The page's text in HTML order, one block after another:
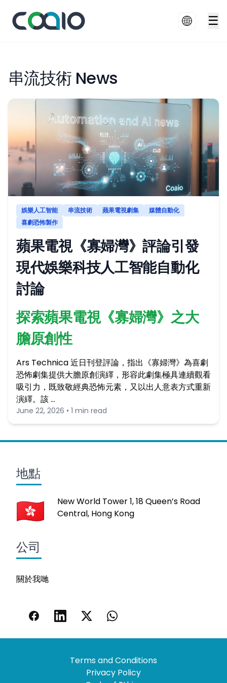
☰
串流技術 News
娛樂人工智能 串流技術 蘋果電視劇集
媒體自動化
喜劇恐怖製作
蘋果電視《寡婦灣》評論引發
現代娛樂科技人工智能自動化
討論
探索蘋果電視《寡婦灣》之大
膽原創性
Ars Technica 近日刊登評論，指出《寡婦灣》為喜劇
恐怖劇集提供大膽原創演繹，形容此劇集極具連續觀看
吸引力，既致敬經典恐怖元素，又以出人意表方式重新
演繹。該 …
June 22, 2026 • 1 min read
地點
New World Tower 1, 18 Queen’s Road
Central, Hong Kong
公司
關於我哋
Terms and Conditions
Privacy Policy